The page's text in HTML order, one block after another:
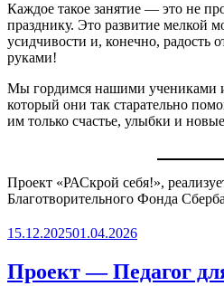
Каждое такое занятие — это не
празднику. Это развитие мелкой
усидчивости и, конечно, радость
руками!
Мы гордимся нашими учениками
который они так старательно
им только счастье, улыбки и
Проект «РАСкрой себя!»,
Благотворительного Фонда
Опубликовано
15.12.202501.04.2026
Проект — Педагог